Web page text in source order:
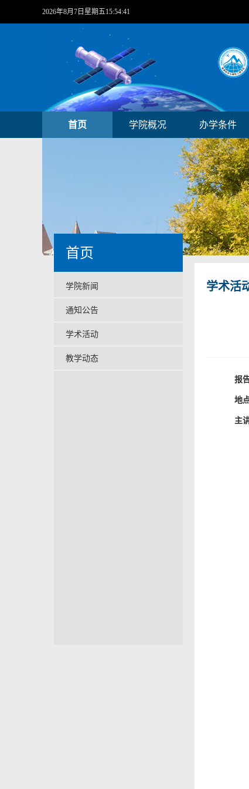
2026年8月7日星期五15:54:42
首页 学院概况 办学条件
首页
学院新闻
通知公告
学术活动
教学动态
学术活
报
地
主